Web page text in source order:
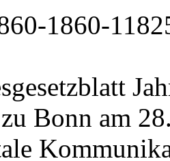
1860-
eingefügt: ,,Satz 3 gilt entsprechend, wenn die Karte aus vom Versicherten verschuldeten Gründen nicht ausgestellt werden kann und von der Krankenkasse eine zur Überbrückung von Übergangszeiten befristete Ersatzbescheinigung zum Nachweis der Berechtigung zur Inanspruchnahme von Leistungen ausgestellt wird. Die wiederholte Ausstellung einer Bescheinigung nach Satz 4 kommt nur in Betracht, wenn der Versicherte bei der Ausstellung der elektronischen Gesundheitskarte mitwirkt; hierauf ist der Versicherte bei der erstmaligen Ausstellung einer Ersatzbescheinigung hinzuweisen." dd) In dem neuen Satz 6 wird das Wort ,,Krankenversichertenkarte" durch die Wörter ,,elektronischen Gesundheitskarte" ersetzt. 1a. § 20i Absatz 1 Satz 2 wird wie folgt gefasst: ,,Satz 1 gilt für Schutzimpfungen, die wegen eines erhöhten Gesundheitsrisikos durch einen Auslandsaufenthalt indiziert sind, nur dann, wenn der Auslandsaufenthalt beruflich bedingt oder im Rahmen der Ausbildung vorgeschrieben ist oder wenn zum Schutz der öffentlichen Gesundheit ein besonderes Interesse daran besteht, der Einschleppung einer übertragbaren Krankheit in die Bundesrepublik Deutschland vorzubeugen." 2. Nach § 31 wird folgender § 31a eingefügt: ,,§ 31a Medikationsplan (1) Versicherte, die gleichzeitig mindestens drei verordnete Arzneimittel anwenden, haben ab dem 1. Oktober 2016 Anspruch auf Erstellung und Aushändigung eines Medikationsplans in Papierform durch einen an der vertragsärztlichen Versorgung teilnehmenden Arzt. Das Nähere zu den Voraussetzungen des Anspruchs nach Satz 1 vereinbaren die Kassenärztliche Bundesvereinigung und Bundesgesetzblatt Jahrgang 2015 Teil I Nr. 54, ausgegeben zu Bonn am 28. Dezember 2015 2409 der Spitzenverband Bund der Krankenkassen bis zum 30. Juni 2016 mit Wirkung zum 1. Oktober 2016 als Bestandteil der Bundesmantelverträge. Jeder an der vertragsärztlichen Versorgung teilnehmende Arzt ist verpflichtet, bei der Verordnung eines Arzneimittels den Versicherten, der einen Anspruch nach Satz 1 hat, über diesen Anspruch zu informieren. (2) In dem Medikationsplan sind mit Anwendungshinweisen zu dokumentieren 1. alle Arzneimittel, die dem Versicherten verordnet worden sind, 2. Arzneimittel, die der Versicherte ohne Verschreibung anwendet, sowie 3. Hinweise auf Medizinprodukte, soweit sie für die Medikation nach den Nummern 1 und 2 relevant sind. Den besonderen Belangen der blinden und sehbehinderten Patienten ist bei der Erläuterung der Inhalte des Medikationsplans Rechnung zu tragen. (3) Der Arzt nach Absatz 1 Satz 1 hat den Medikationsplan zu aktualisieren, sobald er die Medikation ändert oder er Kenntnis davon erlangt,